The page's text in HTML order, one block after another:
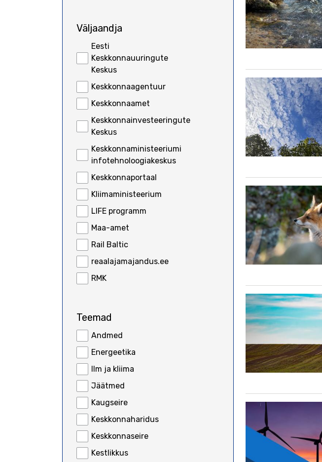
Väljaandja
Eesti
Keskkonnauuringute
Keskus
Keskkonnaagentuur
Keskkonnaamet
Keskkonnainvesteeringute
Keskus
Keskkonnaministeeriumi
infotehnoloogiakeskus
Keskkonnaportaal
Kliimaministeerium
LIFE programm
Maa-amet
Rail Baltic
reaalajamajandus.ee
RMK
Teemad
Andmed
Energeetika
Ilm ja kliima
Jäätmed
Kaugseire
Keskkonnaharidus
Keskkonnaseire
Kestlikkus